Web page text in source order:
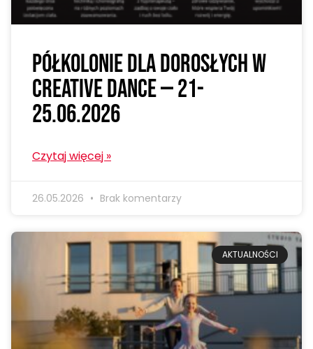
Półkolonie dla dorosłych w
Creative Dance — 21-
25.06.2026
Czytaj więcej »
26.05.2026 Brak komentarzy
AKTUALNOŚCI